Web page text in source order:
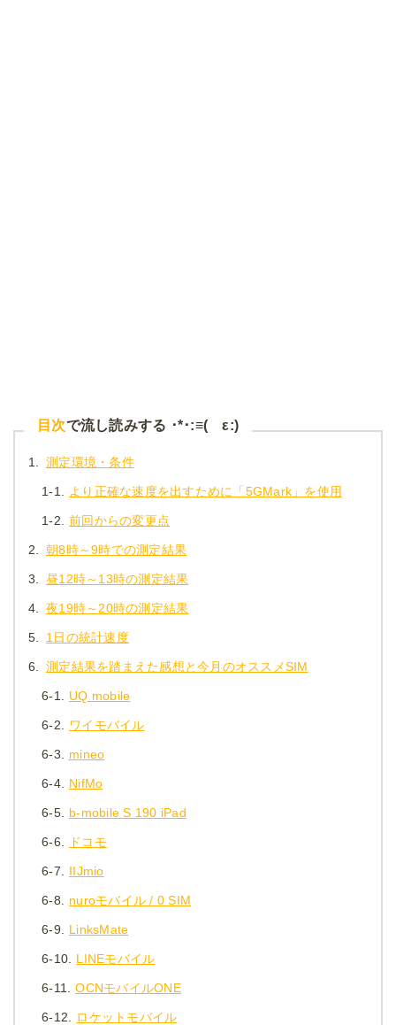
目次で流し読みする ･*･:≡( ε:)
1. 測定環境・条件
1-1. より正確な速度を出すために「5GMark」を使用
1-2. 前回からの変更点
2. 朝8時～9時での測定結果
3. 昼12時～13時の測定結果
4. 夜19時～20時の測定結果
5. 1日の統計速度
6. 測定結果を踏まえた感想と今月のオススメSIM
6-1. UQ mobile
6-2. ワイモバイル
6-3. mineo
6-4. NifMo
6-5. b-mobile S 190 iPad
6-6. ドコモ
6-7. IIJmio
6-8. nuroモバイル / 0 SIM
6-9. LinksMate
6-10. LINEモバイル
6-11. OCNモバイルONE
6-12. ロケットモバイル